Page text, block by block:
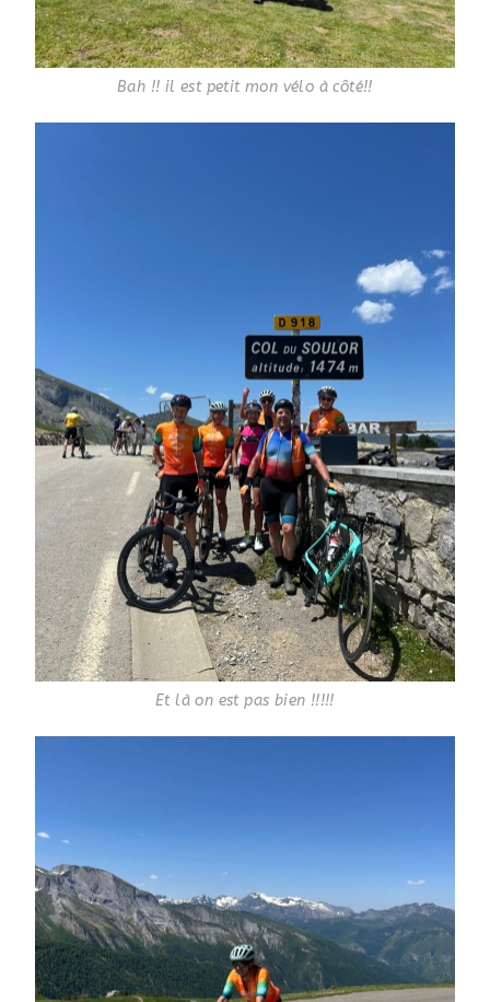
Bah !! il est petit mon vélo à côté!!
Et là on est pas bien !!!!!